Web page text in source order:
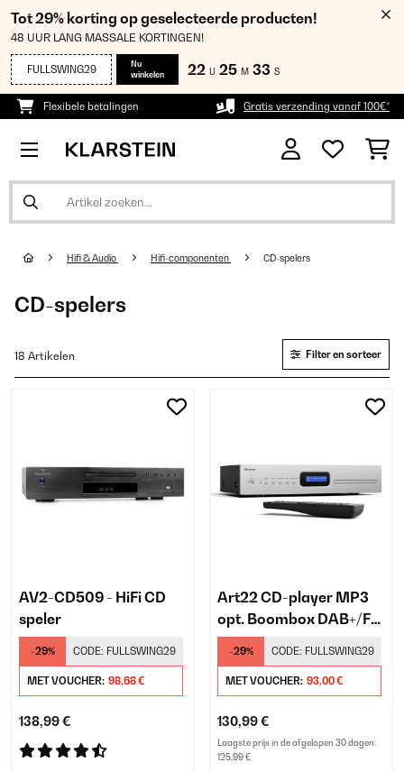
Tot 29% korting op geselecteerde producten!
48 UUR LANG MASSALE KORTINGEN!
FULLSWING29
Nu
winkelen
22 U 25 M 33 S
Flexibele betalingen Gratis verzending vanaf 100€*
Hifi & Audio Hifi-componenten CD-spelers
CD-spelers
18 Artikelen Filter en sorteer
AV2-CD509 - HiFi CD
speler
-29% CODE: FULLSWING29
MET VOUCHER: 98,68 €
138,99 €
Art22 CD-player MP3
opt. Boombox DAB+/FM
radio CD/MP3 player
3W luidsprekers 2,4
-29% CODE: FULLSWING29
MET VOUCHER: 93,00 €
130,99 €
Laagste prijs in de afgelopen 30 dagen:
125,99 €